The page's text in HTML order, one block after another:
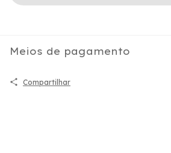
Meios de pagamento
Compartilhar